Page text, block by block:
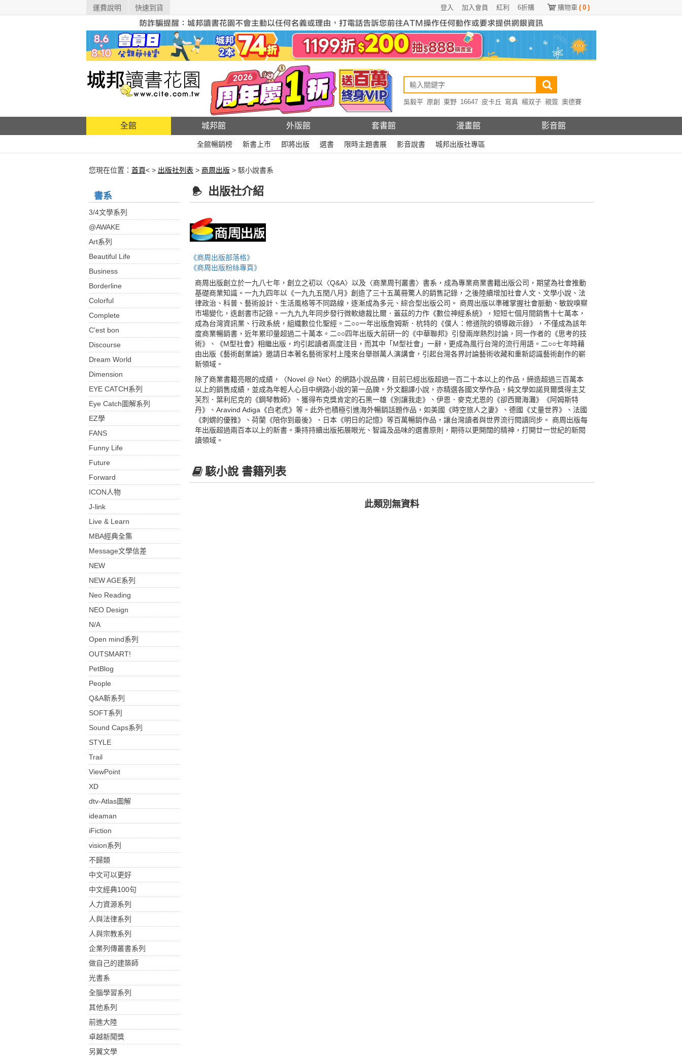
運費說明 快速到貨 購物車 ( 0 )
6折購
紅利
加入會員
登入
吳毅平 原創 東野 16647 皮卡丘 寫真 楊双子 親簽 奧德賽
全館 城邦館 外版館 套書館 漫畫館 影音館
全館暢銷榜 新書上市 即將出版 選書 限時主題書展 影音說書 城邦出版社專區
您現在位置： 首頁< > 出版社列表 > 商周出版 > 駭小說書系
書系
3/4文學系列
@AWAKE
Art系列
Beautiful Life
Business
Borderline
Colorful
Complete
C'est bon
Discourse
Dream World
Dimension
EYE CATCH系列
Eye Catch圖解系列
EZ學
FANS
Funny Life
Future
Forward
ICON人物
J-link
Live & Learn
MBA經典全集
Message文學信差
NEW
NEW AGE系列
Neo Reading
NEO Design
N/A
Open mind系列
OUTSMART!
PetBlog
People
Q&A新系列
SOFT系列
Sound Caps系列
STYLE
Trail
ViewPoint
XD
dtv-Atlas圖解
ideaman
iFiction
vision系列
不歸類
中文可以更好
中文經典100句
人力資源系列
人與法律系列
人與宗教系列
企業列傳叢書系列
做自己的建築師
光書系
全腦學習系列
其他系列
前進大陸
卓越新聞獎
另翼文學
出版社介紹
《商周出版部落格》
《商周出版粉絲專頁》
商周出版創立於一九八七年，創立之初以〈Q&A〉以及〈商業周刊叢書〉書系，成為專業商業書籍出版公司，期望為社會推動
基礎商業知識。一九九四年以《一九九五閏八月》創造了三十五萬冊驚人的銷售記錄，之後陸續增加社會人文、文學小說、法
律政治、科普、藝術設計、生活風格等不同路線，逐漸成為多元、綜合型出版公司。 商周出版以準確掌握社會脈動、敏銳嗅察
市場變化，迭創書市記錄。一九九九年同步發行微軟總裁比爾．蓋茲的力作《數位神經系統》，短短七個月間銷售十七萬本，
成為台灣資訊業、行政系統，組織數位化聖經。二○○一年出版詹姆斯．杭特的《僕人：修道院的領導啟示錄》，不僅成為該年
度商業暢銷書，近年累印量超過二十萬本。二○○四年出版大前研一的《中華聯邦》引發兩岸熱烈討論，同一作者的《思考的技
術》、《M型社會》相繼出版，均引起讀者高度注目，而其中「M型社會」一辭，更成為風行台灣的流行用語。二○○七年時藉
由出版《藝術創業論》邀請日本著名藝術家村上隆來台舉辦萬人演講會，引起台灣各界討論藝術收藏和重新認識藝術創作的嶄
新領域。
除了商業書籍亮眼的成績，〈Novel @ Net〉的網路小說品牌，目前已經出版超過一百二十本以上的作品，締造超過三百萬本
以上的銷售成績，並成為年輕人心目中網路小說的第一品牌。外文翻譯小說，亦精選各國文學作品，純文學如諾貝爾獎得主艾
芙烈．葉利尼克的《鋼琴教師》、獲得布克獎肯定的石黑一雄《別讓我走》、伊恩．麥克尤恩的《卻西爾海灘》《阿姆斯特
丹》、Aravind Adiga《白老虎》等。此外也積極引進海外暢銷話題作品，如美國《時空旅人之妻》、德國《丈量世界》、法國
《刺蝟的優雅》、荷蘭《陪你到最後》、日本《明日的記憶》等百萬暢銷作品，讓台灣讀者與世界流行閱讀同步。 商周出版每
年出版超過兩百本以上的新書。秉持持續出版拓展眼光、智識及品味的選書原則，期待以更開闊的精神，打開廿一世紀的新閱
讀領域。
駭小說 書籍列表
此類別無資料